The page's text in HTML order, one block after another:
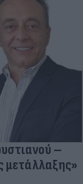
–
μετάλλαξης»